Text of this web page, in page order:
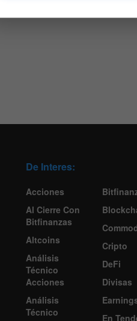
De Interes:
Acciones
Al Cierre Con
Bitfinanzas
Altcoins
Análisis
Técnico
Acciones
Análisis
Técnico
Cripto
DeFi
Divisas
En